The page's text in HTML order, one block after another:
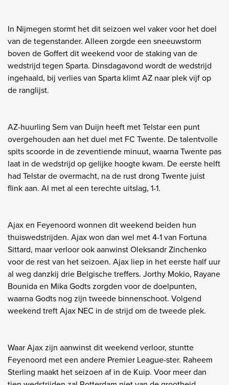
In Nijmegen stormt het dit seizoen wel vaker voor het doel
van de tegenstander. Alleen zorgde een sneeuwstorm
boven de Goffert dit weekend voor de staking van de
wedstrijd tegen Sparta. Dinsdagavond wordt de wedstrijd
ingehaald, bij verlies van Sparta klimt AZ naar plek vijf op
de ranglijst.
AZ-huurling Sem van Duijn heeft met Telstar een punt
overgehouden aan het duel met FC Twente. De talentvolle
spits scoorde in de zeventiende minuut, waarna Twente pas
laat in de wedstrijd op gelijke hoogte kwam. De eerste helft
had Telstar de overmacht, na de rust drong Twente juist
flink aan. Al met al een terechte uitslag, 1-1.
Ajax en Feyenoord wonnen dit weekend beiden hun
thuiswedstrijden. Ajax won dan wel met 4-1 van Fortuna
Sittard, maar verloor ook aanwinst Oleksandr Zinchenko
voor de rest van het seizoen. Ajax liep in het eerste half uur
al weg danzkij drie Belgische treffers. Jorthy Mokio, Rayane
Bounida en Mika Godts zorgden voor de doelpunten,
waarna Godts nog zijn tweede binnenschoot. Volgend
weekend treft Ajax NEC in de strijd om de tweede plek.
Waar Ajax zijn aanwinst dit weekend verloor, stuntte
Feyenoord met een andere Premier League-ster. Raheem
Sterling maakt het seizoen af in de Kuip. Voor meer dan